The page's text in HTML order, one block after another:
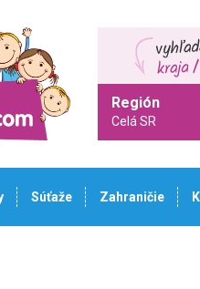
Región
Celá SR
Súťaže Zahraničie